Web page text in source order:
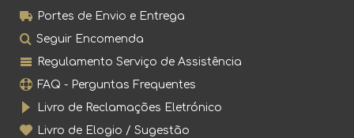
Portes de Envio e Entrega
Seguir Encomenda
Regulamento Serviço de Assistência
FAQ - Perguntas Frequentes
Livro de Reclamações Eletrónico
Livro de Elogio / Sugestão